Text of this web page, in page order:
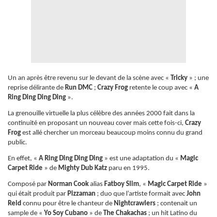
Un an après être revenu sur le devant de la scène avec « Tricky » ; une
reprise délirante de Run DMC ; Crazy Frog retente le coup avec « A
Ring Ding Ding Ding ».
La grenouille virtuelle la plus célèbre des années 2000 fait dans la
continuité en proposant un nouveau cover mais cette fois-ci, Crazy
Frog est allé chercher un morceau beaucoup moins connu du grand
public.
En effet, « A Ring Ding Ding Ding » est une adaptation du « Magic
Carpet Ride » de Mighty Dub Katz paru en 1995.
Composé par Norman Cook alias Fatboy Slim, « Magic Carpet Ride »
qui était produit par Pizzaman ; duo que l’artiste formait avec John
Reid connu pour être le chanteur de Nightcrawlers ; contenait un
sample de « Yo Soy Cubano » de The Chakachas ; un hit Latino du